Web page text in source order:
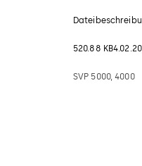
520.88 KB
SVP 5000, 4000